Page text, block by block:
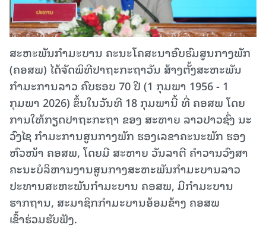
ສະຫະພັນກໍາມະບານ ຄະນະໂຄສະນາອົບຮົມສູນກາງພັກ
(ຄອສພ) ໄດ້ຈັດພິທີປາຖະກະຖາວັນ ສ້າງຕັ້ງສະຫະພັນ
ກຳມະການລາວ ຄົບຮອບ 70 ປີ (1 ກຸມພາ 1956 - 1
ກຸມພາ 2026) ຂຶ້ນໃນວັນທີ 18 ກຸມພານີ້ ທີ່ ຄອສພ ໂດຍ
ການໃຫ້ກຽດປາຖະກະຖາ ຂອງ ສະຫາຍ ລາວປາວຊົ່ງ ນະ
ວົງໄຊ ກຳມະການສູນກາງພັກ ຮອງເລຂາຄະນະພັກ ຮອງ
ຫົວໜ້າ ຄອສພ, ໂດຍມີ ສະຫາຍ ວັນລາຕີ ຄໍາວານວົງສາ
ຄະນະບໍລິຫານງານສູນກາງສະຫະພັນກໍາມະບານລາວ
ປະທານສະຫະພັນກໍາມະບານ ຄອສພ, ມີກຳມະບານ
ຮາກຖານ, ສະມາຊິກກຳມະບານອ້ອມຂ້າງ ຄອສພ
ເຂົ້າຮ່ວມຮັບຟັງ.